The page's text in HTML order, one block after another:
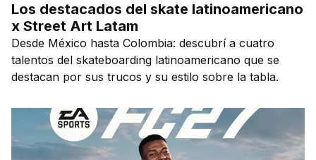
Los destacados del skate latinoamericano
x Street Art Latam
Desde México hasta Colombia: descubrí a cuatro
talentos del skateboarding latinoamericano que se
destacan por sus trucos y su estilo sobre la tabla.